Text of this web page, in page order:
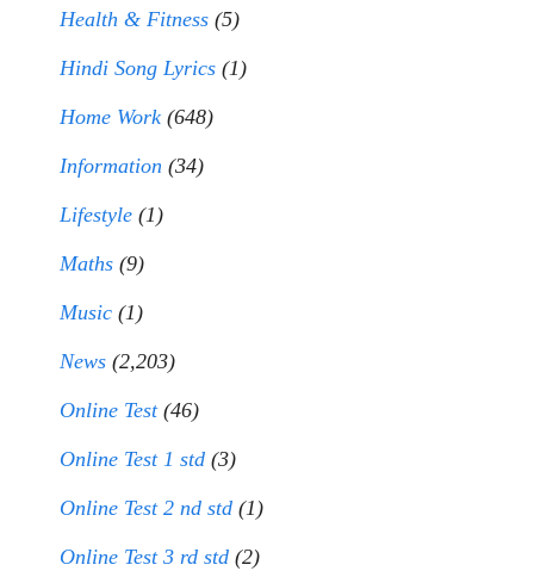
Health & Fitness (5)
Hindi Song Lyrics (1)
Home Work (648)
Information (34)
Lifestyle (1)
Maths (9)
Music (1)
News (2,203)
Online Test(46)
Online Test 1 std (3)
Online Test 2 nd std (1)
Online Test 3 rd std (2)